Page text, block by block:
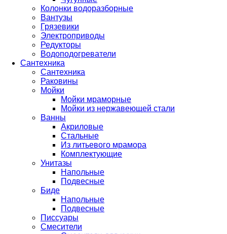
Колонки водоразборные
Вантузы
Грязевики
Электроприводы
Редукторы
Водоподогреватели
Сантехника
Сантехника
Раковины
Мойки
Мойки мраморные
Мойки из нержавеющей стали
Ванны
Акриловые
Стальные
Из литьевого мрамора
Комплектующие
Унитазы
Напольные
Подвесные
Биде
Напольные
Подвесные
Писсуары
Смесители